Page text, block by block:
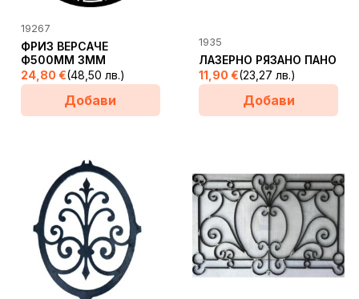
19267
ФРИЗ ВЕРСАЧЕ
Ф500ММ 3ММ
24,80 €(48,50 лв.)
Добави
1935
ЛАЗЕРНО РЯЗАНО ПАНО
11,90 €(23,27 лв.)
Добави